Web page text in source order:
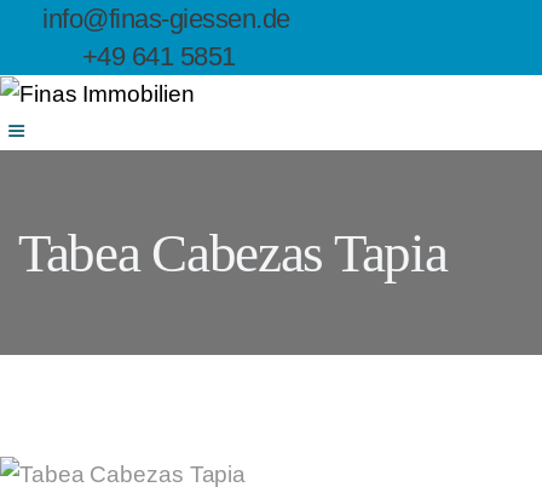
info@finas-giessen.de
+49 641 5851
Tabea Cabezas Tapia
STARTSEITE
LEISTUNGEN
L
KARRIERE